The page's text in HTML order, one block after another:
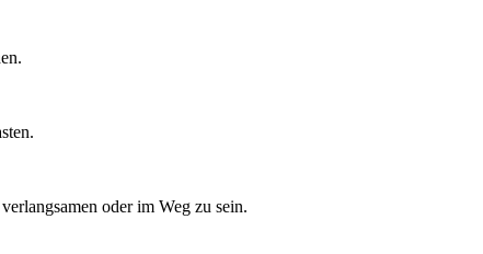
oder im Weg zu sein.